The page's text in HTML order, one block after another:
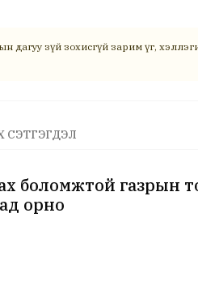
зүй зохисгүй зарим үг,
СЭТГЭГДЭЛ
боломжтой газрын
орно